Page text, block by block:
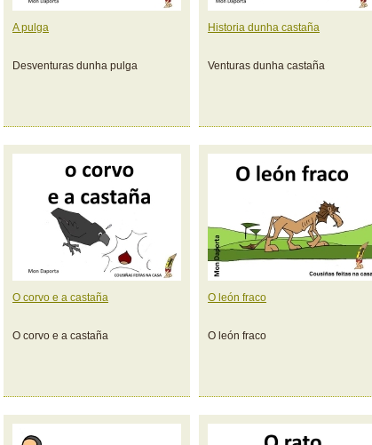
A pulga
Desventuras dunha pulga
Historia dunha castaña
Venturas dunha castaña
O corvo e a castaña
O corvo e a castaña
O león fraco
O león fraco